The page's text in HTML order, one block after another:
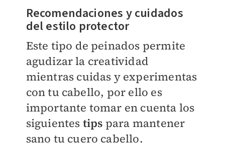
Recomendaciones y cuidados
del estilo protector
Este tipo de peinados permite
agudizar la creatividad
mientras cuidas y experimentas
con tu cabello, por ello es
importante tomar en cuenta los
siguientes tips para mantener
sano tu cuero cabello.